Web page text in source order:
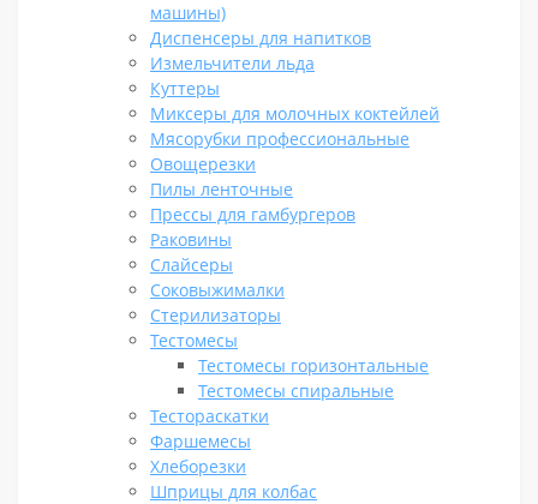
машины)
Диспенсеры для напитков
Измельчители льда
Куттеры
Миксеры для молочных коктейлей
Мясорубки профессиональные
Овощерезки
Пилы ленточные
Прессы для гамбургеров
Раковины
Слайсеры
Соковыжималки
Стерилизаторы
Тестомесы
Тестомесы горизонтальные
Тестомесы спиральные
Тестораскатки
Фаршемесы
Хлеборезки
Шприцы для колбас